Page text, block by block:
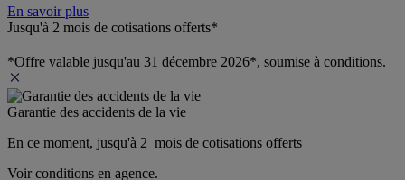
En savoir plus
Jusqu'à 2 mois de cotisations offerts*
*Offre valable jusqu'au 31 décembre 2026*, soumise à conditions.
Garantie des accidents de la vie
En ce moment, jusqu'à 2  mois de cotisations offerts
Voir conditions en agence.